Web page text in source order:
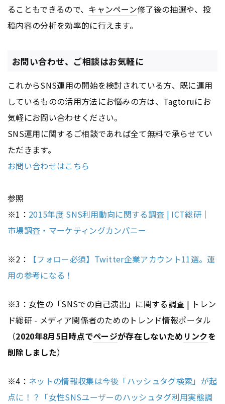
ることもできるので、 キャンペーン修了後の抽選や、投
稿内容の分析を効率的に行えます。
お問い合わせ、ご相談はお気軽に
これからSNS運用の開始を検討されている方、既に運用
しているものの活用方法にお悩みの方は、Tagtoruにお
気軽にお問い合わせください。
SNS運用に関するご相談であれば全て無料で承らせてい
ただきます。
お問い合わせはこちら
参照
※1： 2015年度 SNS利用動向に関する調査 | ICT総研｜
市場調査・マーケティングカンパニー
※2：
【フォロー必須】Twitter企業アカウント11選。運
用の参考になる！
※3：女性の「SNSでの自己演出」に関する調査 | トレン
ド総研 - メディア関係者のためのトレンド情報ポータル
（2020年8月5日時点でページが存在しないため リンクを
削除しました）
※4： ネットの情報収集は今後「ハッシュタグ検索」が起
点に！？「女性SNSユーザーのハッシュタグ利用実態調